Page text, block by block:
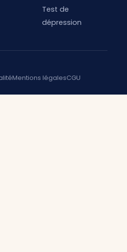
Test de
dépression
Mentions légalesCGU